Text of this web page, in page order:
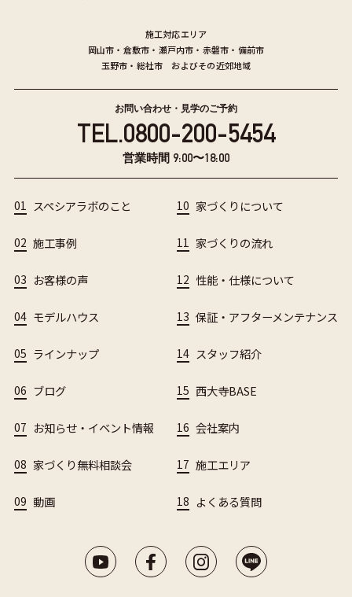
施工対応エリア
岡山市 ・ 倉敷市 ・ 瀬戸内市 ・ 赤磐市 ・ 備前市
玉野市 ・ 総社市 およびその近郊地域
お問い合わせ・見学のご予約
TEL.0800-200-5454
営業時間 9:00〜18:00
01 スペシアラボのこと
02 施工事例
03 お客様の声
04 モデルハウス
05 ラインナップ
06 ブログ
07 お知らせ・イベント情報
08 家づくり無料相談会
09 動画
10 家づくりについて
11 家づくりの流れ
12 性能・仕様について
13 保証・アフターメンテナンス
14 スタッフ紹介
15 西大寺BASE
16 会社案内
17 施工エリア
18 よくある質問